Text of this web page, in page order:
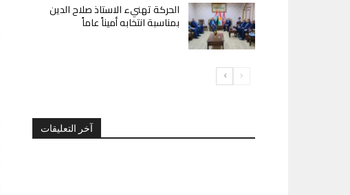
الحركة تهنيء الاستاذ صلاح الدين
بمناسبة انتخابه أميناً عاماً
آخر التعليقات